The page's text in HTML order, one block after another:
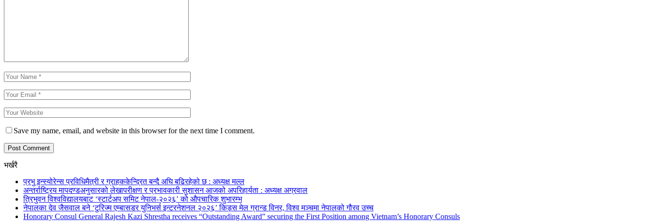
Save my name, email, and website in this browser for the next time I comment.
भर्खरै
प्रभु इन्स्योरेन्स प्रविधिमैत्री र ग्राहककेन्द्रित बन्दै अघि बढिरहेको छ : अध्यक्ष मल्ल
अन्तर्राष्ट्रिय मापदण्डअनुसारको लेखापरीक्षण र प्रभावकारी सुशासन आजको अपरिहार्यता : अध्यक्ष अग्रवाल
त्रिभुवन विश्वविद्यालयबाट ‘स्टार्टअप समिट नेपाल-२०२६’ को औपचारिक शुभारम्भ
नेपालका देव जैसवाल बने ‘टुरिज्म एम्बासडर युनिभर्स इन्टरनेशनल २०२६’ किड्स मेल ग्रान्ड विनर, विश्व मञ्चमा नेपालको गौरव उच्च
Honorary Consul General Rajesh Kazi Shrestha receives “Outstanding Award” securing the First Position among Vietnam’s Honorary Consuls